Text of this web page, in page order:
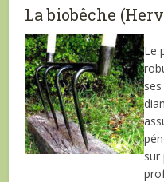
La biobêche
Le
sur